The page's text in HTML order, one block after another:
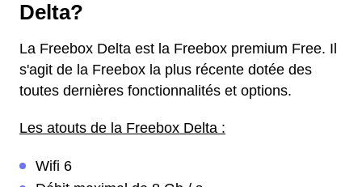
Delta?
La Freebox Delta est la Freebox premium Free. Il
s'agit de la Freebox la plus récente dotée des
toutes dernières fonctionnalités et options.
Les atouts de la Freebox Delta :
Wifi 6